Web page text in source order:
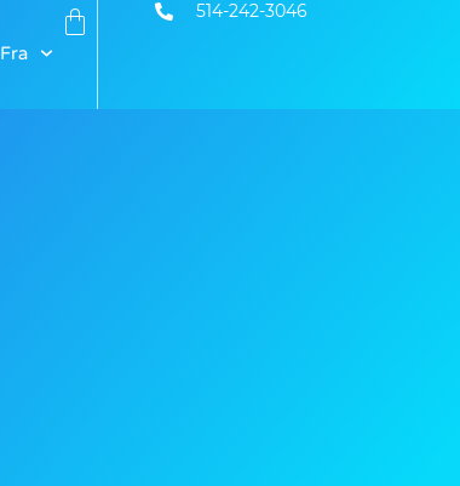
Fra
514-242-3046